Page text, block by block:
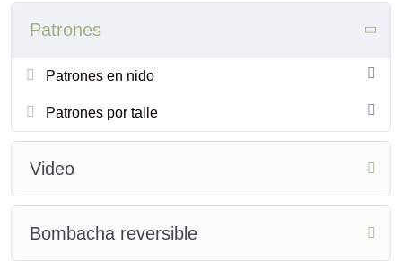
Patrones
Patrones en nido
Patrones por talle
Video
Bombacha reversible